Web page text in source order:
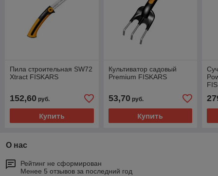
Пила строительная SW72
Xtract FISKARS
152,60 руб.
Купить
Культиватор садовый
Premium FISKARS
53,70руб.
Купить
О нас
Рейтинг не сформирован
Менее 5 отзывов за последний год